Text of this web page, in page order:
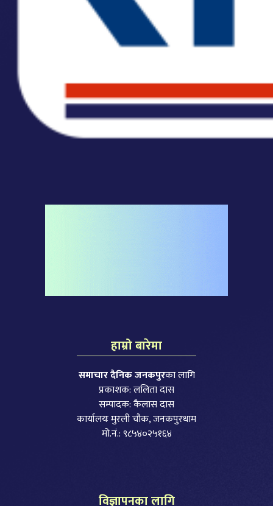
हाम्रो बारेमा
समाचार दैनिक जनकपुरका लागि
प्रकाशक: ललिता दास
सम्पादक: कैलास दास
कार्यालयः मुरली चौक, जनकपुरधाम
मो.नं.: ९८५४०२५१६४
विज्ञापनका लागि